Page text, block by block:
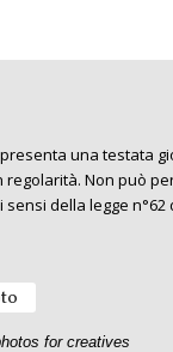
una testata
regolarità. Non può
della legge n°62
for creatives